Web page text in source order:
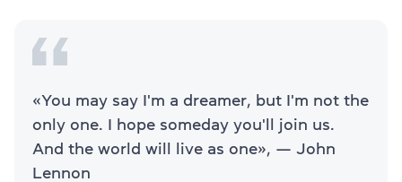
«You may say I'm a dreamer, but I'm not the
only one. I hope someday you'll join us.
And the world will live as one», — John
Lennon